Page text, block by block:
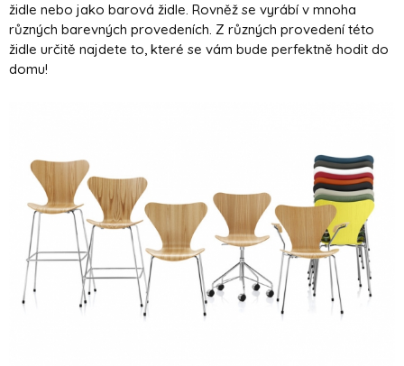
židle nebo jako barová židle. Rovněž se vyrábí v mnoha
různých barevných provedeních. Z různých provedení této
židle určitě najdete to, které se vám bude perfektně hodit do
domu!